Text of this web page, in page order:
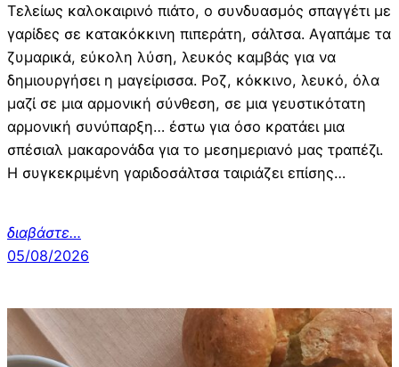
Τελείως καλοκαιρινό πιάτο, ο συνδυασμός σπαγγέτι με
γαρίδες σε κατακόκκινη πιπεράτη, σάλτσα. Αγαπάμε τα
ζυμαρικά, εύκολη λύση, λευκός καμβάς για να
δημιουργήσει η μαγείρισσα. Ροζ, κόκκινο, λευκό, όλα
μαζί σε μια αρμονική σύνθεση, σε μια γευστικότατη
αρμονική συνύπαρξη… έστω για όσο κρατάει μια
σπέσιαλ μακαρονάδα για το μεσημεριανό μας τραπέζι.
Η συγκεκριμένη γαριδοσάλτσα ταιριάζει επίσης…
διαβάστε…
05/08/2026